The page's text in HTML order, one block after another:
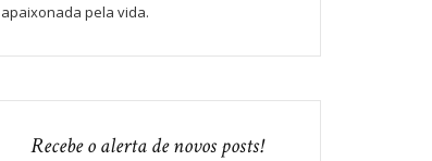
apaixonada pela vida.
Recebe o alerta de novos posts!